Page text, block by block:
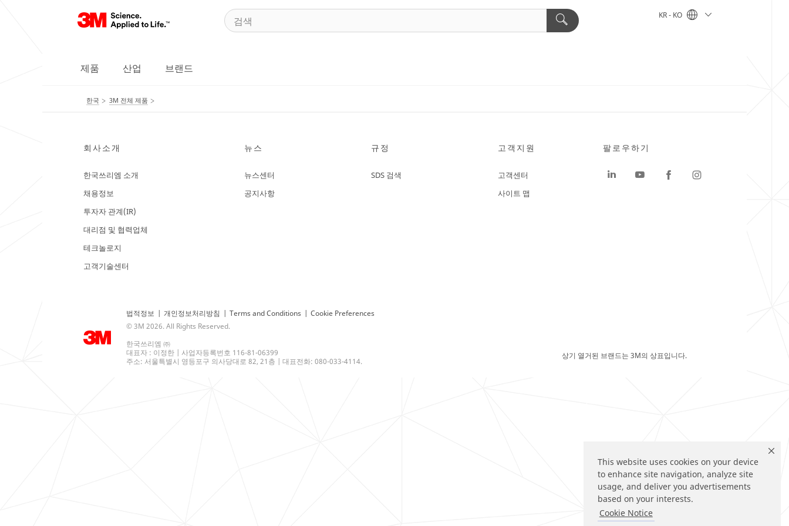
This website uses cookies on your device
to enhance site navigation, analyze site
usage, and deliver you advertisements
based on your interests.
Cookie Notice
KR - KO
제품 산업 브랜드
한국 3M 전체 제품
회사소개
한국쓰리엠 소개
채용정보
투자자 관계(IR)
대리점 및 협력업체
테크놀로지
고객기술센터
뉴스
뉴스센터
공지사항
규정
SDS 검색
고객지원
고객센터
사이트 맵
법적정보 | 개인정보처리방침 | Terms and Conditions | Cookie Preferences
© 3M 2026. All Rights Reserved.
한국쓰리엠 ㈜
대표자 : 이정한 | 사업자등록번호 116-81-06399
주소: 서울특별시 영등포구 의사당대로 82, 21층 | 대표전화: 080-033-4114.
팔로우하기
상기 열거된 브랜드는 3M의 상표입니다.